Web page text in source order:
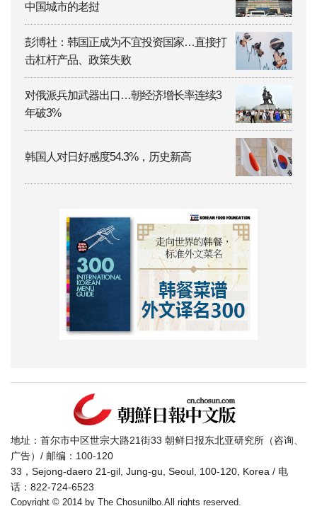
中国城市的老挝
彭博社：韩国正成为不宜投资国家…直接打
击杠杆产品、政策失败
对俄派兵加武器出口…朝经济增长率连续3
年破3%
韩国人对日好感度54.3%，历史新高
地址：首尔市中区世宗大路21街33 朝鲜日报东北亚研究所（咨询、
广告）/ 邮编：100-120
33，Sejong-daero 21-gil, Jung-gu, Seoul, 100-120, Korea / 电
话：822-724-6523
Copyright © 2014 by The Chosunilbo.All rights reserved.